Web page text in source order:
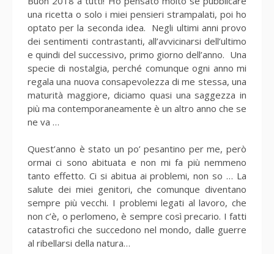
una ricetta o solo i miei pensieri strampalati, poi ho
optato per la seconda idea. Negli ultimi anni provo
dei sentimenti contrastanti, all’avvicinarsi dell’ultimo
e quindi del successivo, primo giorno dell’anno. Una
specie di nostalgia, perché comunque ogni anno mi
regala una nuova consapevolezza di me stessa, una
maturità maggiore, diciamo quasi una saggezza in
più ma contemporaneamente è un altro anno che se
ne va …
Quest’anno è stato un po’ pesantino per me, però
ormai ci sono abituata e non mi fa più nemmeno
tanto effetto. Ci si abitua ai problemi, non so … La
salute dei miei genitori, che comunque diventano
sempre più vecchi. I problemi legati al lavoro, che
non c’è, o perlomeno, è sempre così precario. I fatti
catastrofici che succedono nel mondo, dalle guerre
al ribellarsi della natura…